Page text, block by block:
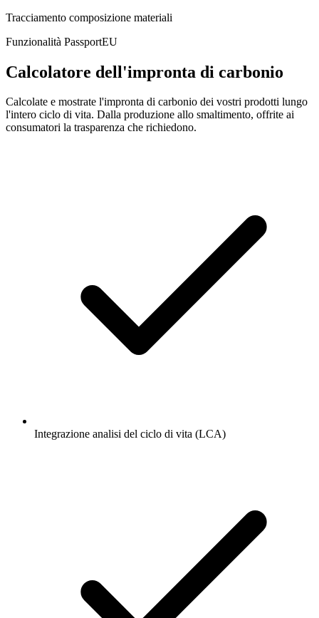
Tracciamento composizione materiali
Funzionalità PassportEU
Calcolatore dell'impronta di carbonio
Calcolate e mostrate l'impronta di carbonio dei vostri prodotti lungo
l'intero ciclo di vita. Dalla produzione allo smaltimento, offrite ai
consumatori la trasparenza che richiedono.
Integrazione analisi del ciclo di vita (LCA)